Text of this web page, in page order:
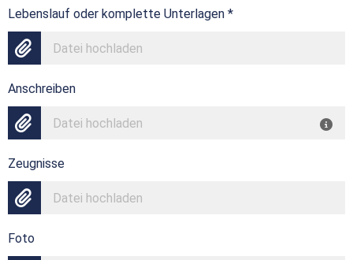
Lebenslauf oder komplette Unterlagen *
Datei hochladen
Anschreiben
Datei hochladen
Zeugnisse
Datei hochladen
Foto